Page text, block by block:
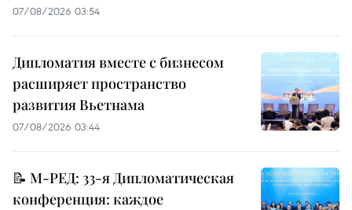
07/08/2026 03:54
Дипломатия вместе с бизнесом
расширяет пространство
развития Вьетнама
07/08/2026 03:44
📝 М-РЕД: 33-я Дипломатическая
конференция: каждое